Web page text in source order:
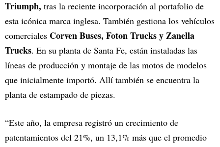
Triumph, tras la reciente incorporación al portafolio de
esta icónica marca inglesa. También gestiona los vehículos
comerciales Corven Buses, Foton Trucks y Zanella
Trucks. En su planta de Santa Fe, están instaladas las
líneas de producción y montaje de las motos de modelos
que inicialmente importó. Allí también se encuentra la
planta de estampado de piezas.
“Este año, la empresa registró un crecimiento de
patentamientos del 21%, un 13,1% más que el promedio